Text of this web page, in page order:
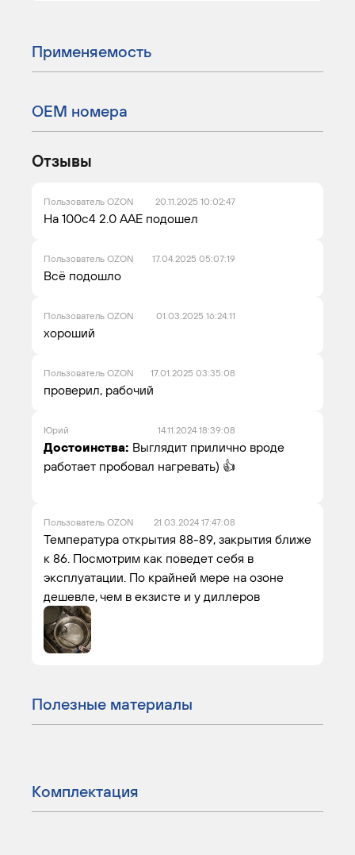
Применяемость
ОЕМ номера
Отзывы
Пользователь OZON 20.11.2025 10:02:47
На 100с4 2.0 ААЕ подошел
Пользователь OZON 17.04.2025 05:07:19
Всё подошло
Пользователь OZON 01.03.2025 16:24:11
хороший
Пользователь OZON 17.01.2025 03:35:08
проверил, рабочий
Юрий 14.11.2024 18:39:08
Достоинства: Выглядит прилично вроде
работает пробовал нагревать) 👍
Пользователь OZON 21.03.2024 17:47:08
Температура открытия 88-89, закрытия ближе
к 86. Посмотрим как поведет себя в
эксплуатации. По крайней мере на озоне
дешевле, чем в екзисте и у диллеров
Полезные материалы
Комплектация